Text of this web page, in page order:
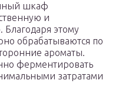
шкаф
и
этому
обрабатываются по
ароматы.
ферментировать
затратами